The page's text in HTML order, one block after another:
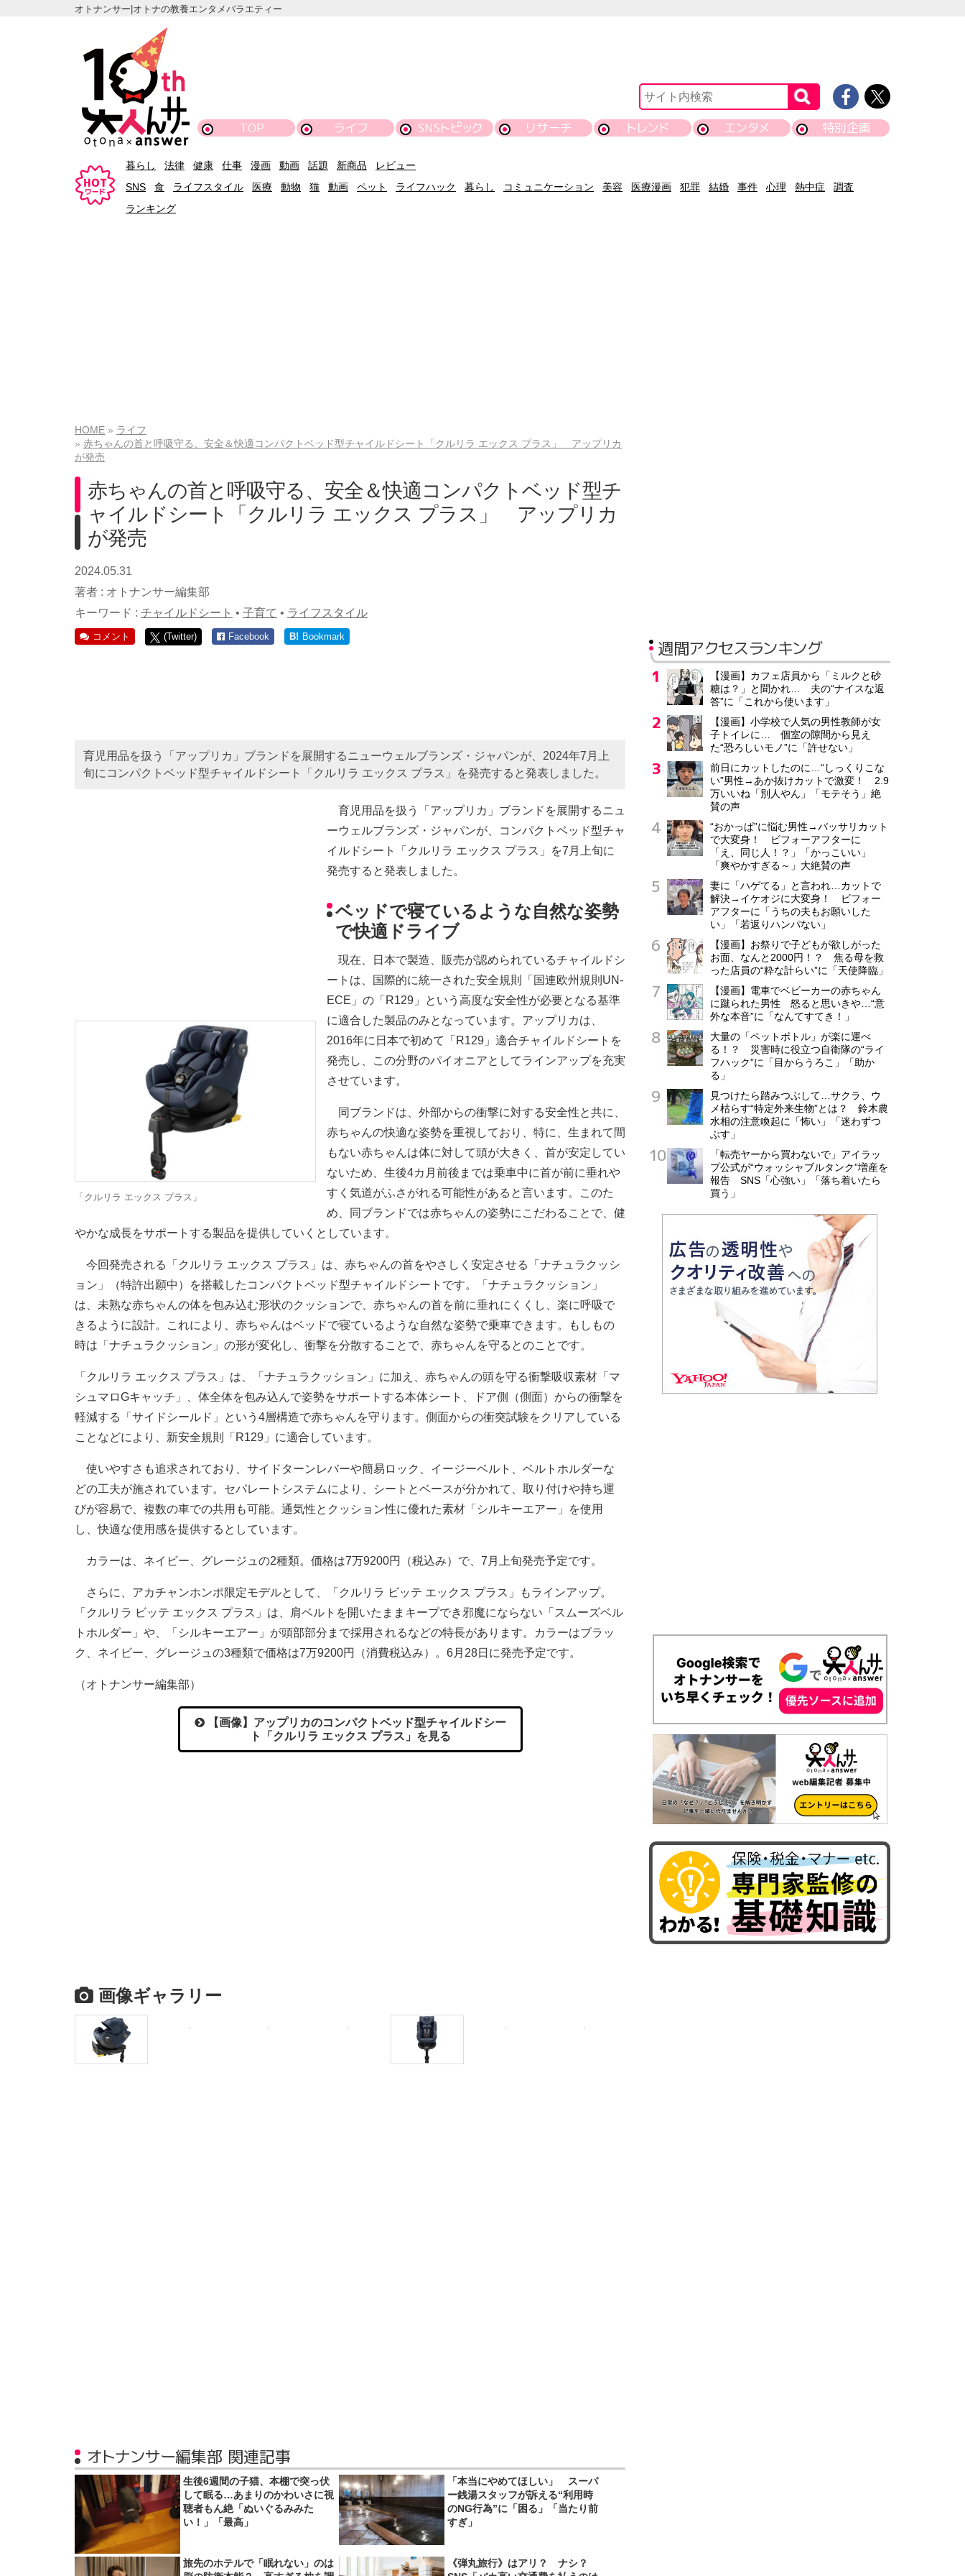
オトナンサー|オトナの教養エンタメバラエティー
TOP ライフ SNSトピック リサーチ トレンド エンタメ 特別企画
暮らし 法律 健康 仕事 漫画 動画 話題 新商品
レビュー
SNS
食 ライフスタイル 医療 動物 猫 動画 ペット ライフハック 暮らし コミュニケーション 美容 医療漫画 犯罪 結婚 事件 心理 熱中症
調査
ランキング
HOME
ライフ
赤ちゃんの首と呼吸守る、安全＆快適コンパクトベッド型チャイルドシート「クルリラ エックス プラス」 アップリカ
が発売
赤ちゃんの首と呼吸守る、安全＆快適コンパクトベッド型チ
ャイルドシート「クルリラ エックス プラス」 アップリカ
が発売
2024.05.31
著者 : オトナンサー編集部
キーワード : チャイルドシート • 子育て • ライフスタイル
コメント (Twitter) Facebook B! Bookmark
育児用品を扱う「アップリカ」ブランドを展開するニューウェルブランズ・ジャパンが、2024年7月上
旬にコンパクトベッド型チャイルドシート「クルリラ エックス プラス」を発売すると発表しました。
育児用品を扱う「アップリカ」ブランドを展開するニュ
ーウェルブランズ・ジャパンが、コンパクトベッド型チャ
イルドシート「クルリラ エックス プラス」を7月上旬に
発売すると発表しました。
ベッドで寝ているような自然な姿勢
で快適ドライブ
「クルリラ エックス プラス」
現在、日本で製造、販売が認められているチャイルドシ
ートは、国際的に統一された安全規則「国連欧州規則UN-
ECE」の「R129」という高度な安全性が必要となる基準
に適合した製品のみとなっています。アップリカは、
2016年に日本で初めて「R129」適合チャイルドシートを
発売し、この分野のパイオニアとしてラインアップを充実
させています。
同ブランドは、外部からの衝撃に対する安全性と共に、
赤ちゃんの快適な姿勢を重視しており、特に、生まれて間
もない赤ちゃんは体に対して頭が大きく、首が安定してい
ないため、生後4カ月前後までは乗車中に首が前に垂れや
すく気道がふさがれる可能性があると言います。このた
め、同ブランドでは赤ちゃんの姿勢にこだわることで、健
やかな成長をサポートする製品を提供していくとしています。
今回発売される「クルリラ エックス プラス」は、赤ちゃんの首をやさしく安定させる「ナチュラクッシ
ョン」（特許出願中）を搭載したコンパクトベッド型チャイルドシートです。「ナチュラクッション」
は、未熟な赤ちゃんの体を包み込む形状のクッションで、赤ちゃんの首を前に垂れにくくし、楽に呼吸で
きるように設計。これにより、赤ちゃんはベッドで寝ているような自然な姿勢で乗車できます。もしもの
時は「ナチュラクッション」の形が変化し、衝撃を分散することで、赤ちゃんを守るとのことです。
「クルリラ エックス プラス」は、「ナチュラクッション」に加え、赤ちゃんの頭を守る衝撃吸収素材「マ
シュマロGキャッチ」、体全体を包み込んで姿勢をサポートする本体シート、ドア側（側面）からの衝撃を
軽減する「サイドシールド」という4層構造で赤ちゃんを守ります。側面からの衝突試験をクリアしている
ことなどにより、新安全規則「R129」に適合しています。
使いやすさも追求されており、サイドターンレバーや簡易ロック、イージーベルト、ベルトホルダーな
どの工夫が施されています。セパレートシステムにより、シートとベースが分かれて、取り付けや持ち運
びが容易で、複数の車での共用も可能。通気性とクッション性に優れた素材「シルキーエアー」を使用
し、快適な使用感を提供するとしています。
カラーは、ネイビー、グレージュの2種類。価格は7万9200円（税込み）で、7月上旬発売予定です。
さらに、アカチャンホンポ限定モデルとして、「クルリラ ビッテ エックス プラス」もラインアップ。
「クルリラ ビッテ エックス プラス」は、肩ベルトを開いたままキープでき邪魔にならない「スムーズベル
トホルダー」や、「シルキーエアー」が頭部部分まで採用されるなどの特長があります。カラーはブラッ
ク、ネイビー、グレージュの3種類で価格は7万9200円（消費税込み）。6月28日に発売予定です。
（オトナンサー編集部）
【画像】アップリカのコンパクトベッド型チャイルドシー
ト「クルリラ エックス プラス」を見る
画像ギャラリー
オトナンサー編集部 関連記事
生後6週間の子猫、本棚で突っ伏
して眠る…あまりのかわいさに視
聴者もん絶「ぬいぐるみみた
い！」「最高」
「本当にやめてほしい」 スーパ
ー銭湯スタッフが訴える“利用時
のNG行為”に「困る」「当たり前
すぎ」
旅先のホテルで「眠れない」のは
《弾丸旅行》はアリ？ ナシ？
週間アクセスランキング
【漫画】カフェ店員から「ミルクと砂
糖は？」と聞かれ… 夫の“ナイスな返
答”に「これから使います」
【漫画】小学校で人気の男性教師が女
子トイレに… 個室の隙間から見え
た“恐ろしいモノ”に「許せない」
前日にカットしたのに…“しっくりこな
い”男性→あか抜けカットで激変！ 2.9
万いいね「別人やん」「モテそう」絶
賛の声
“おかっぱ”に悩む男性→バッサリカット
で大変身！ ビフォーアフターに
「え、同じ人！？」「かっこいい」
「爽やかすぎる～」大絶賛の声
妻に「ハゲてる」と言われ…カットで
解決→イケオジに大変身！ ビフォー
アフターに「うちの夫もお願いした
い」「若返りハンパない」
【漫画】お祭りで子どもが欲しがった
お面、なんと2000円！？ 焦る母を救
った店員の“粋な計らい”に「天使降臨」
【漫画】電車でベビーカーの赤ちゃん
に蹴られた男性 怒ると思いきや…“意
外な本音”に「なんてすてき！」
大量の「ペットボトル」が楽に運べ
る！？ 災害時に役立つ自衛隊の“ライ
フハック”に「目からうろこ」「助か
る」
見つけたら踏みつぶして…サクラ、ウ
メ枯らす“特定外来生物”とは？ 鈴木農
水相の注意喚起に「怖い」「迷わずつ
ぶす」
「転売ヤーから買わないで」アイラッ
プ公式が“ウォッシャブルタンク”増産を
報告 SNS「心強い」「落ち着いたら
買う」